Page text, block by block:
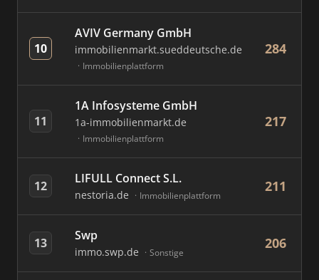
10
AVIV Germany GmbH
immobilienmarkt.sueddeutsche.de
Immobilienplattform
284
11
1A Infosysteme GmbH
1a-immobilienmarkt.de
Immobilienplattform
217
12 LIFULL Connect S.L.
nestoria.de Immobilienplattform
211
13 Swp
immo.swp.de Sonstige
206